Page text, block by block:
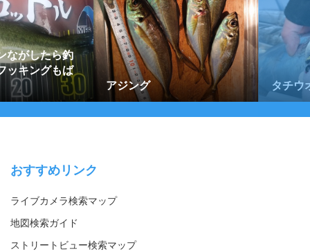
ながしたら釣
ッキングもば
アジング タチウ
おすすめリンク
ライブカメラ検索マップ
地図検索ガイド
ストリートビュー検索マップ